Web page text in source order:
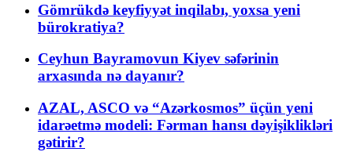
Gömrükdə keyfiyyət inqilabı, yoxsa yeni
bürokratiya?
Ceyhun Bayramovun Kiyev səfərinin
arxasında nə dayanır?
AZAL, ASCO və “Azərkosmos” üçün yeni
idarəetmə modeli: Fərman hansı dəyişiklikləri
gətirir?